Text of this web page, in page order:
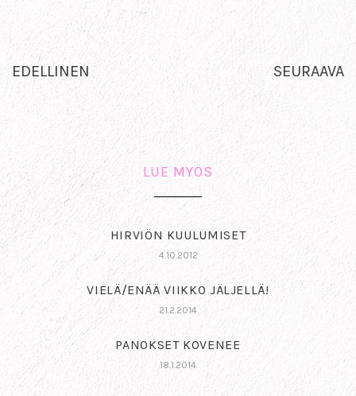
EDELLINEN SEURAAVA
LUE MYÖS
HIRVIÖN KUULUMISET
4.10.2012
VIELÄ/ENÄÄ VIIKKO JÄLJELLÄ!
21.2.2014
PANOKSET KOVENEE
18.1.2014